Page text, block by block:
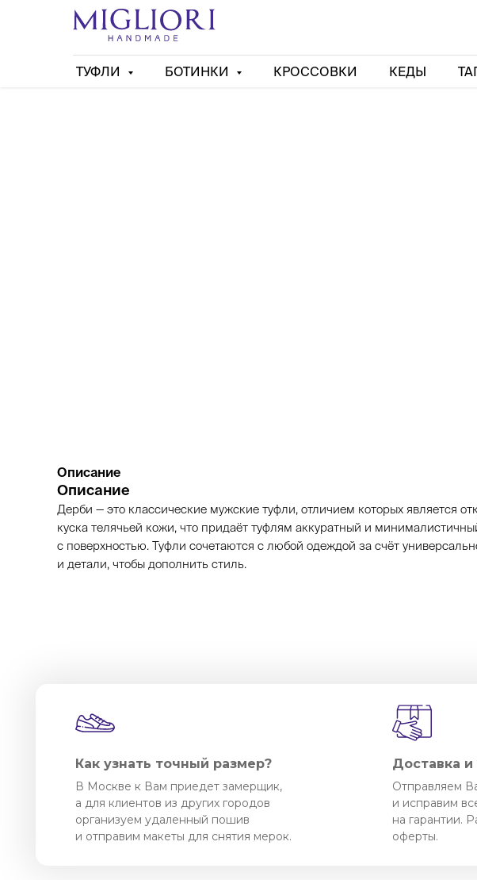
ТУФЛИ БОТИНКИ КРОССОВКИ КЕДЫ
Описание
Описание
Дерби — это классические мужские туфли, отличием которых является
куска телячьей кожи, что придаёт туфлям аккуратный и
с поверхностью. Туфли сочетаются с любой одеждой за счёт
и детали, чтобы дополнить стиль.
Доставка и
В Москве к Вам приедет замерщик,
а для клиентов из других городов
организуем удаленный пошив
и отправим макеты для снятия мерок.
Как узнать точный размер?
Отправляем
и исправим
на гарантии.
оферты.